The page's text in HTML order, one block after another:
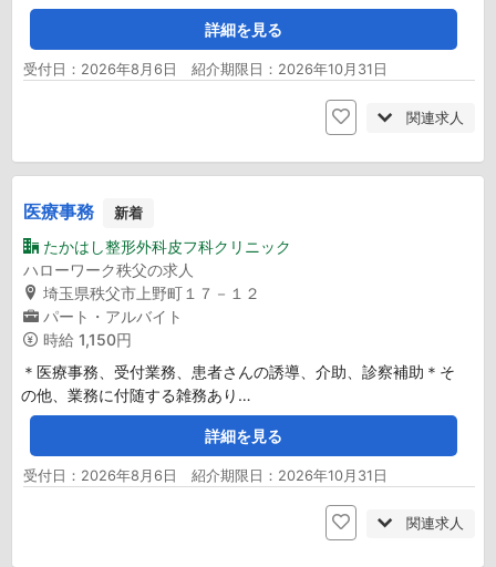
詳細を見る
受付日：2026年8月6日 紹介期限日：2026年10月31日
関連求人
医療事務 新着
たかはし整形外科皮フ科クリニック
ハローワーク秩父の求人
埼玉県秩父市上野町１７－１２
パート・アルバイト
時給 1,150円
＊医療事務、受付業務、患者さんの誘導、介助、診察補助＊そ
の他、業務に付随する雑務あり…
詳細を見る
受付日：2026年8月6日 紹介期限日：2026年10月31日
関連求人